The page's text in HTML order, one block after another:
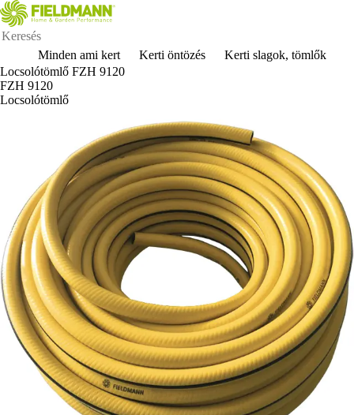
Minden ami kert Kerti öntözés
Kerti slagok, tömlők
Locsolótömlő FZH 9120
FZH 9120
Locsolótömlő